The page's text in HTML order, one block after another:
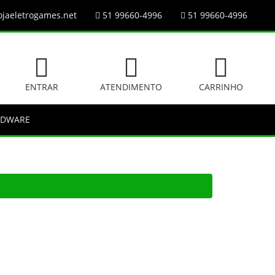
51 99660-4996 51 99660-4996
ENTRAR ATENDIMENTO CARRINHO